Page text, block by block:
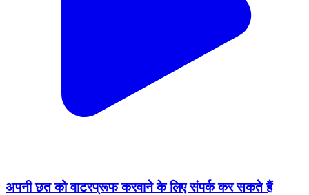
अपनी छत को वाटरप्रूफ करवाने के लिए संपर्क कर सकते हैं